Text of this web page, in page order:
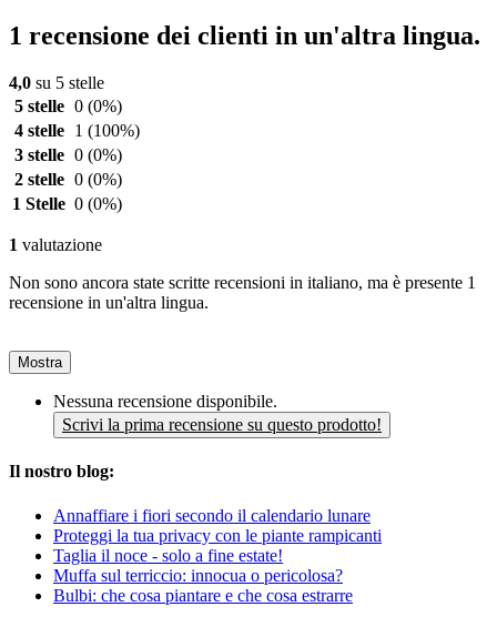
1 recensione dei clienti in un'altra lingua.
4,0 su 5 stelle
5 stelle 0 (0%)
4 stelle
1 (100%)
3 stelle 0 (0%)
2 stelle 0 (0%)
1 Stelle 0 (0%)
1 valutazione
Non sono ancora state scritte recensioni in italiano, ma è presente 1
recensione in un'altra lingua.
Mostra
Nessuna recensione disponibile.
Scrivi la prima recensione su questo prodotto!
Il nostro blog:
Annaffiare i fiori secondo il calendario lunare
Proteggi la tua privacy con le piante rampicanti
Taglia il noce - solo a fine estate!
Muffa sul terriccio: innocua o pericolosa?
Bulbi: che cosa piantare e che cosa estrarre